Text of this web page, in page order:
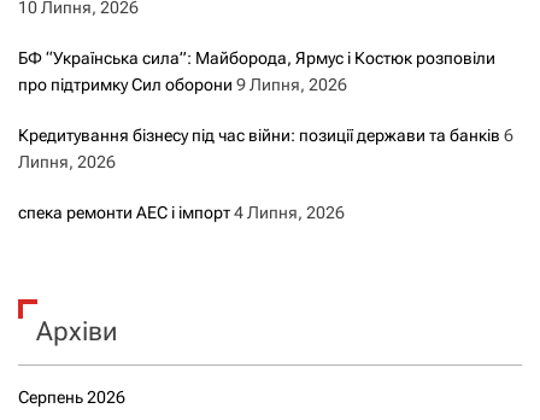
10 Липня, 2026
БФ “Українська сила”: Майборода, Ярмус і Костюк розповіли
про підтримку Сил оборони 9 Липня, 2026
Кредитування бізнесу під час війни: позиції держави та банків 6
Липня, 2026
спека ремонти АЕС і імпорт4 Липня, 2026
Архіви
Серпень 2026